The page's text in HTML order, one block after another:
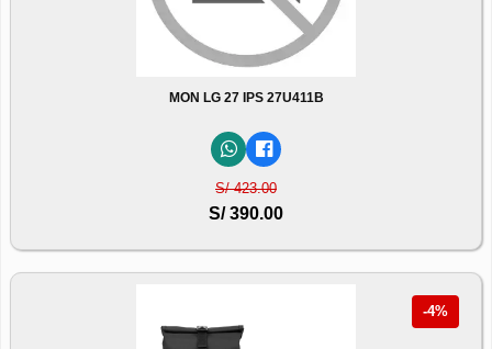
MON LG 27 IPS 27U411B
S/ 423.00
S/ 390.00
-4%